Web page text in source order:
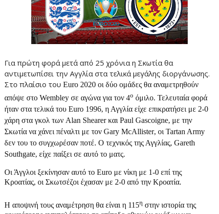
Για πρώτη φορά μετά από 25 χρόνια η Σκωτία θα
αντιμετωπίσει την Αγγλία στα τελικά μεγάλης διοργάνωσης.
Στο πλαίσιο του Euro2020 oι δύο ομάδες θα αναμετρηθούν
απόψε στο Wembley σε αγώνα για τον 4ο όμιλο. Τελευταία φορά
ήταν στα τελικά του Euro1996, η Αγγλία είχε επικρατήσει με 2-0
χάρη στα γκολ των Alan Shearer και Paul Gascoigne, με την
Σκωτία να χάνει πέναλτι με τον Gary McAllister, oι Tartan Army
δεν του το συγχωρέσαν ποτέ. O τεχνικός της Αγγλίας, Gareth
Southgate, είχε παίξει σε αυτό το ματς.
Οι Άγγλοι ξεκίνησαν αυτό το Euro με νίκη με 1-0 επί της
Κροατίας, οι Σκωτσέζοι έχασαν με 2-0 από την Κροατία.
Η αποψινή τους αναμέτρηση θα είναι η 115η στην ιστορία της